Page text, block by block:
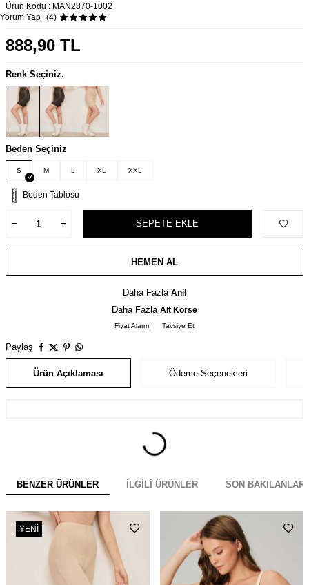
Ürün Kodu : MAN2870-1002
Yorum Yap (4)
888,90 TL
Renk Seçiniz.
Beden Seçiniz
S M L XL XXL
Beden Tablosu
SEPETE EKLE
HEMEN AL
Daha Fazla Anil
Daha Fazla Alt Korse
Fiyat Alarmı Tavsiye Et
Paylaş
Ürün Açıklaması Ödeme Seçenekleri
BENZER ÜRÜNLER İLGILI ÜRÜNLER SON BAKILANLAR
YENI